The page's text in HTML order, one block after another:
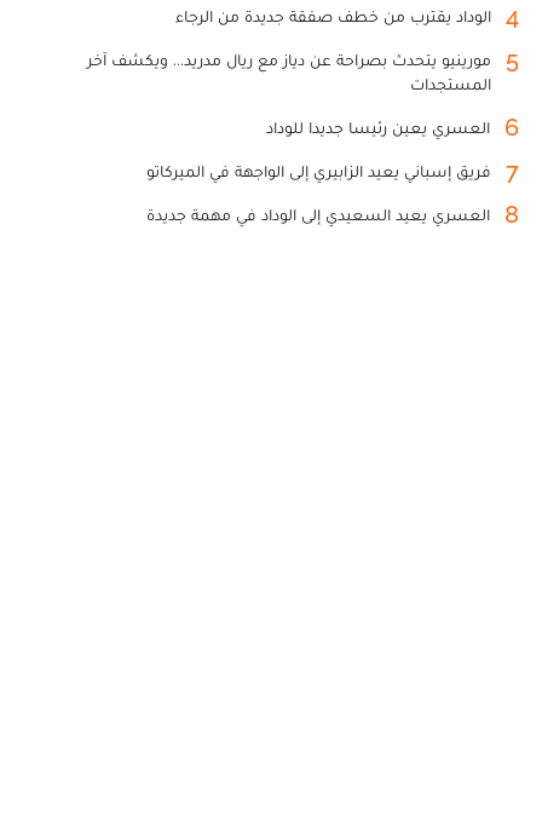
4 الوداد يقترب من خطف صفقة جديدة من الرجاء
5
مورينيو يتحدث بصراحة عن دياز مع ريال مدريد... ويكشف آخر
المستجدات
6 العسري يعين رئيسا جديدا للوداد
7 فريق إسباني يعيد الزابيري إلى الواجهة في الميركاتو
8 العسري يعيد السعيدي إلى الوداد في مهمة جديدة